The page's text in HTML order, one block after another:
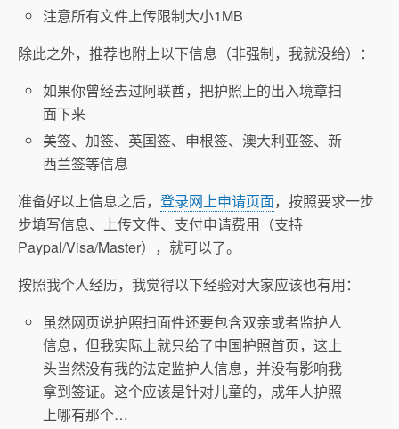
注意所有文件上传限制大小1MB
除此之外，推荐也附上以下信息（非强制，我就没给）：
如果你曾经去过阿联酋，把护照上的出入境章扫
面下来
美签、加签、英国签、申根签、澳大利亚签、新
西兰签等信息
准备好以上信息之后， 登录网上申请页面，按照要求一步
步填写信息、上传文件、支付申请费用（支持
Paypal/Visa/Master），就可以了。
按照我个人经历，我觉得以下经验对大家应该也有用：
虽然网页说护照扫面件还要包含双亲或者监护人
信息，但我实际上就只给了中国护照首页，这上
头当然没有我的法定监护人信息，并没有影响我
拿到签证。这个应该是针对儿童的，成年人护照
上哪有那个…